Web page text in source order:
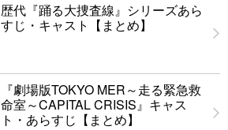
歴代『踊る大捜査線』シリーズあら
すじ・キャスト【まとめ】
『劇場版TOKYO MER～走る緊急救
命室～CAPITAL CRISIS』キャス
ト・あらすじ【まとめ】